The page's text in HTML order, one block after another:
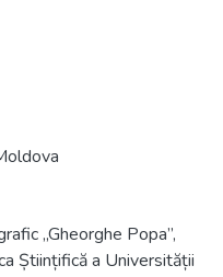
„Gheorghe Popa”,
Științifică a Universității